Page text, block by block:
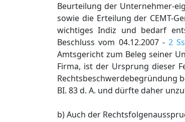
Beurteilung der Unternehmer-
sowie die Erteilung der CEMT-
wichtiges Indiz und bedarf
Beschluss vom 04.12.2007 -2
Amtsgericht zum Beleg seiner
Firma, ist der Ursprung dieser
Rechtsbeschwerdebegründung
BI. 83 d. A. und dürfte daher
b) Auch der